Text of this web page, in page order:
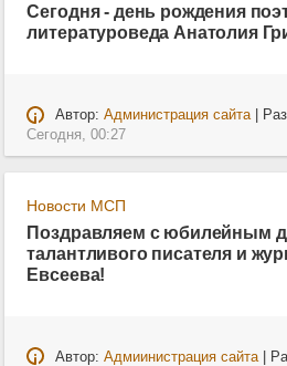
Сегодня - день рождения
литературоведа Анатолия
Автор: Администрация сайта|
Сегодня, 00:27
Новости МСП
Поздравляем с юбилейным
талантливого писателя и
Евсеева!
Автор: Адмиинистрация сайта|